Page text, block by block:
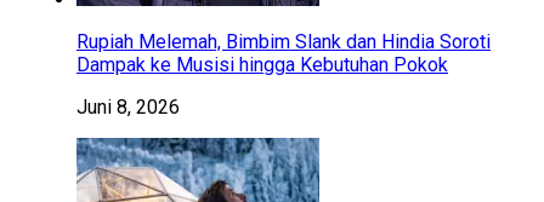
Rupiah Melemah, Bimbim Slank dan Hindia Soroti
Dampak ke Musisi hingga Kebutuhan Pokok
Juni 8, 2026